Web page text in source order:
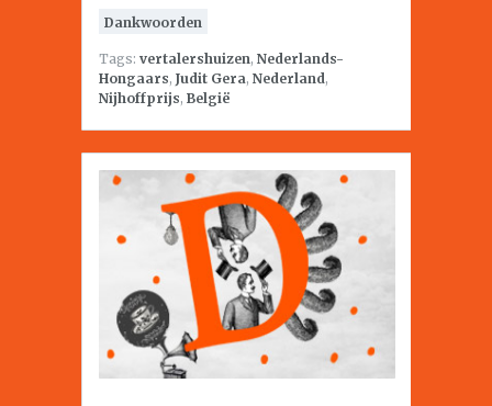
Dankwoorden
Tags: vertalershuizen, Nederlands-
Hongaars, Judit Gera, Nederland,
Nijhoffprijs, België